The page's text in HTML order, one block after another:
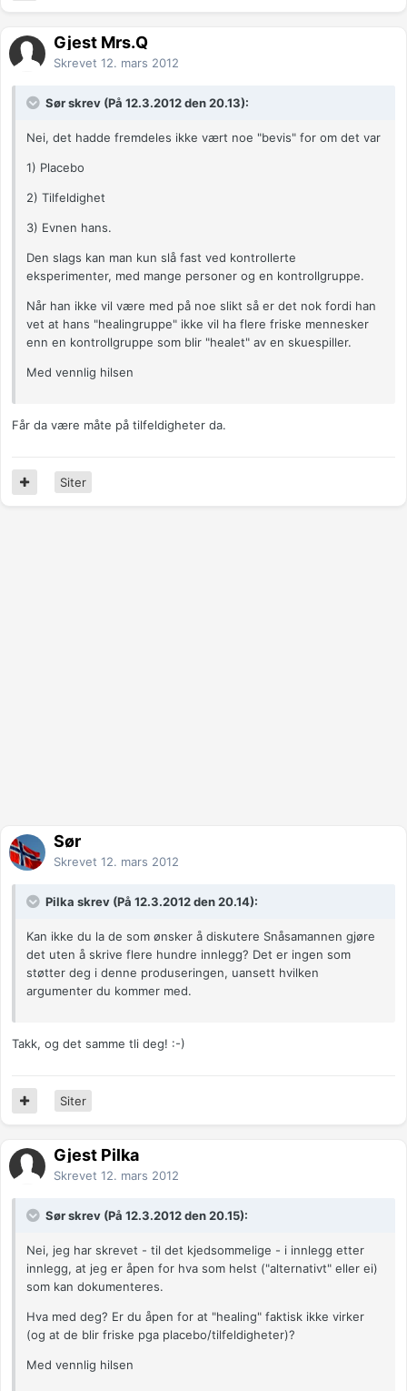
Gjest Mrs.Q
Skrevet 12. mars 2012
Sør skrev (På 12.3.2012 den 20.13):
Nei, det hadde fremdeles ikke vært noe "bevis" for om det var
1) Placebo
2) Tilfeldighet
3) Evnen hans.
Den slags kan man kun slå fast ved kontrollerte
eksperimenter, med mange personer og en kontrollgruppe.
Når han ikke vil være med på noe slikt så er det nok fordi han
vet at hans "healingruppe" ikke vil ha flere friske mennesker
enn en kontrollgruppe som blir "healet" av en skuespiller.
Med vennlig hilsen
Får da være måte på tilfeldigheter da.
Siter
Sør
Skrevet 12. mars 2012
Pilka skrev (På 12.3.2012 den 20.14):
Kan ikke du la de som ønsker å diskutere Snåsamannen gjøre
det uten å skrive flere hundre innlegg? Det er ingen som
støtter deg i denne produseringen, uansett hvilken
argumenter du kommer med.
Takk, og det samme tli deg! :-)
Siter
Gjest Pilka
Skrevet 12. mars 2012
Sør skrev (På 12.3.2012 den 20.15):
Nei, jeg har skrevet - til det kjedsommelige - i innlegg etter
innlegg, at jeg er åpen for hva som helst ("alternativt" eller ei)
som kan dokumenteres.
Hva med deg? Er du åpen for at "healing" faktisk ikke virker
(og at de blir friske pga placebo/tilfeldigheter)?
Med vennlig hilsen